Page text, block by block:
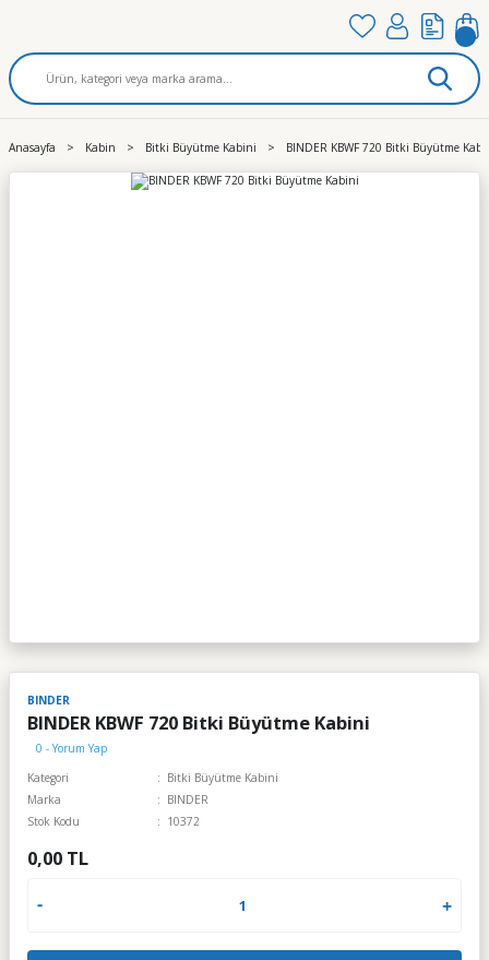
Anasayfa Kabin Bitki Büyütme Kabini BINDER KBWF 720 Bitki Büyütme
BINDER
BINDER KBWF 720 Bitki Büyütme Kabini
0 - Yorum Yap
Kategori
Bitki Büyütme Kabini
Marka
BINDER
Stok Kodu
10372
0,00 TL